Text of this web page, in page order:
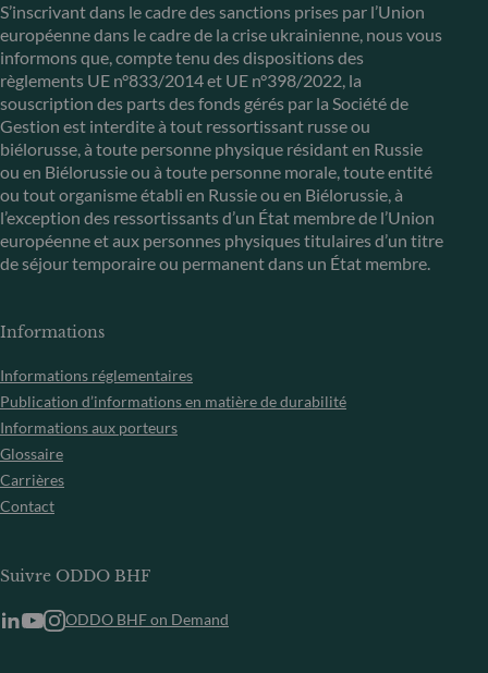
S’inscrivant dans le cadre des sanctions prises par l’Union
européenne dans le cadre de la crise ukrainienne, nous vous
informons que, compte tenu des dispositions des
règlements UE n°833/2014 et UE n°398/2022, la
souscription des parts des fonds gérés par la Société de
Gestion est interdite à tout ressortissant russe ou
biélorusse, à toute personne physique résidant en Russie
ou en Biélorussie ou à toute personne morale, toute entité
ou tout organisme établi en Russie ou en Biélorussie, à
l’exception des ressortissants d’un État membre de l’Union
européenne et aux personnes physiques titulaires d’un titre
de séjour temporaire ou permanent dans un État membre.
Informations
Informations réglementaires
Publication d’informations en matière de durabilité
Informations aux porteurs
Glossaire
Carrières
Contact
Suivre ODDO BHF
ODDO BHF on Demand